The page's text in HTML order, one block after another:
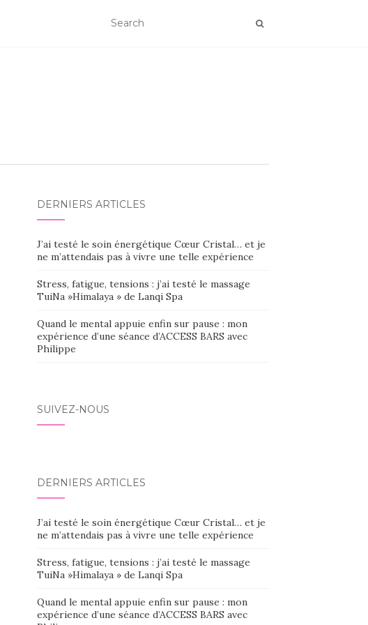
DERNIERS ARTICLES
J’ai testé le soin énergétique Cœur Cristal… et je
ne m’attendais pas à vivre une telle expérience
Stress, fatigue, tensions : j’ai testé le massage
TuiNa »Himalaya » de Lanqi Spa
Quand le mental appuie enfin sur pause : mon
expérience d’une séance d’ACCESS BARS avec
Philippe
SUIVEZ-NOUS
DERNIERS ARTICLES
J’ai testé le soin énergétique Cœur Cristal… et je
ne m’attendais pas à vivre une telle expérience
Stress, fatigue, tensions : j’ai testé le massage
TuiNa »Himalaya » de Lanqi Spa
Quand le mental appuie enfin sur pause : mon
expérience d’une séance d’ACCESS BARS avec